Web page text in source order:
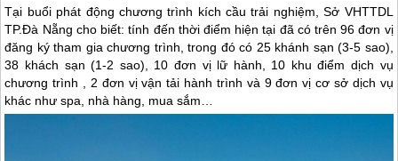
Tại buổi phát động chương trình kích cầu trải nghiệm, Sở VHTTDL
TP.Đà Nẵng cho biết: tính đến thời điểm hiện tại đã có trên 96 đơn vị
đăng ký tham gia chương trình, trong đó có 25 khánh sạn (3-5 sao),
38 khách sạn (1-2 sao), 10 đơn vị lữ hành, 10 khu điểm dịch vụ
chương trình , 2 đơn vị vận tải hành trình và 9 đơn vị cơ sở dịch vụ
khác như spa, nhà hàng, mua sắm…